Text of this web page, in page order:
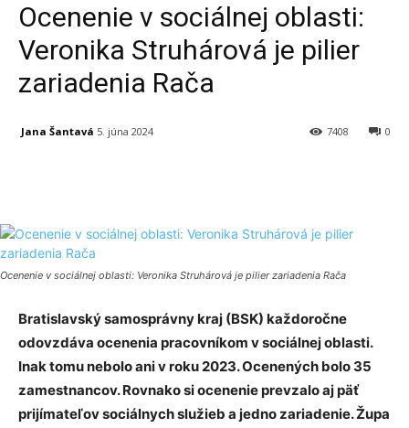
Ocenenie v sociálnej oblasti:
Veronika Struhárová je pilier
zariadenia Rača
Jana Šantavá 5. júna 2024 0
7408
Ocenenie v sociálnej oblasti: Veronika Struhárová je pilier zariadenia Rača
Bratislavský samosprávny kraj (BSK) každoročne
odovzdáva ocenenia pracovníkom v sociálnej oblasti.
Inak tomu nebolo ani v roku 2023. Ocenených bolo 35
zamestnancov. Rovnako si ocenenie prevzalo aj päť
prijímateľov sociálnych služieb a jedno zariadenie. Župa